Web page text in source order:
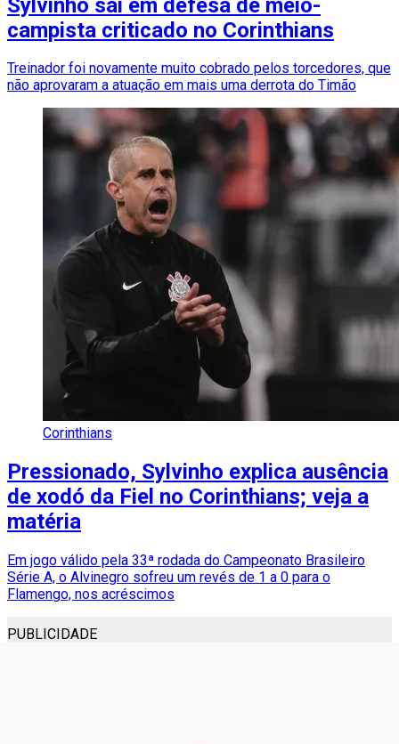
campista criticado no Corinthians
Treinador foi novamente muito cobrado pelos torcedores, que
não aprovaram a atuação em mais uma derrota do Timão
Corinthians
Pressionado, Sylvinho explica ausência
de xodó da Fiel no Corinthians; veja a
matéria
Em jogo válido pela 33ª rodada do Campeonato Brasileiro
Série A, o Alvinegro sofreu um revés de 1 a 0 para o
Flamengo, nos acréscimos
PUBLICIDADE